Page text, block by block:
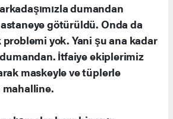
dumandan
götürüldü. Onda da
yok. Yani şu ana kadar
İtfaiye ekiplerimiz
maskeyle ve tüplerle
mahalline.